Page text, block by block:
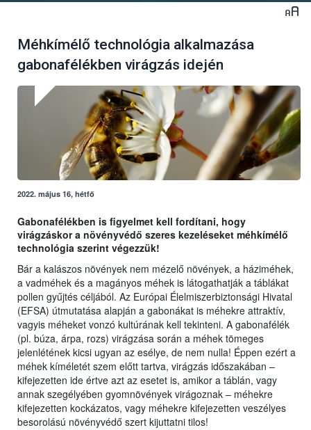
Méhkímélő technológia alkalmazása
gabonafélékben virágzás idején
2022. május 16, hétfő
Gabonafélékben is figyelmet kell fordítani, hogy
virágzáskor a növényvédő szeres kezeléseket méhkímélő
technológia szerint végezzük!
Bár a kalászos növények nem mézelő növények, a háziméhek,
a vadméhek és a magányos méhek is látogathatják a táblákat
pollen gyűjtés céljából. Az Európai Élelmiszerbiztonsági Hivatal
(EFSA) útmutatása alapján a gabonákat is méhekre attraktív,
vagyis méheket vonzó kultúrának kell tekinteni. A gabonafélék
(pl. búza, árpa, rozs) virágzása során a méhek tömeges
jelenlétének kicsi ugyan az esélye, de nem nulla! Éppen ezért a
méhek kíméletét szem előtt tartva, virágzás időszakában –
kifejezetten ide értve azt az esetet is, amikor a táblán, vagy
annak szegélyében gyomnövények virágoznak – méhekre
kifejezetten kockázatos, vagy méhekre kifejezetten veszélyes
besorolású növényvédő szert kijuttatni tilos!